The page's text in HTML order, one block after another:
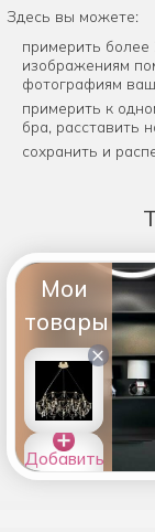
Здесь вы можете:
примерить более
изображениям
фотографиям
примерить к
бра, расставить
сохранить и
Мои
товары
×
Добавить
товары в